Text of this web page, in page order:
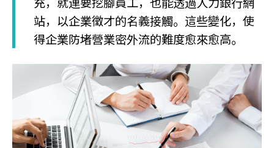
站，以企業徵才的名義接觸。這些變化，使
得企業防堵營業密外流的難度愈來愈高。